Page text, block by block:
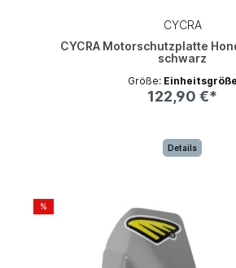
CYCRA
CYCRA Motorschutzplatte
schwarz
Größe: Einheitsgröße
122,90 €*
Details
%